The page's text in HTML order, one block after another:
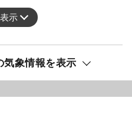
示
気象情報を表示